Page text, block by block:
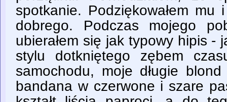
spotkanie. Podziękowałem mu
dobrego. Podczas mojego
ubierałem się jak typowy hipis -
stylu dotkniętego zębem
samochodu, moje długie blond
bandana w czerwone i szare